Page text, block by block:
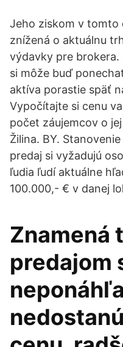
Jeho ziskom v tomto
znížená o aktuálnu
výdavky pre
si môže buď
aktíva porastie späť
Vypočítajte si cenu
počet záujemcov o
Žilina. BY.
predaj si vyžadujú
ľudia ľudí aktuálne
100.000,- € v danej
Znamená
predajom